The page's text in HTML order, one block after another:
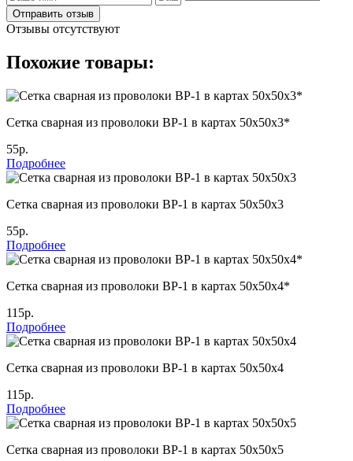
Отправить отзыв
Отзывы отсутствуют
Похожие товары:
Сетка сварная из проволоки ВР-1 в картах 50х50х3*
55р.
Подробнее
Сетка сварная из проволоки ВР-1 в картах 50х50х3
55р.
Подробнее
Сетка сварная из проволоки ВР-1 в картах 50х50х4*
115р.
Подробнее
Сетка сварная из проволоки ВР-1 в картах 50х50х4
115р.
Подробнее
Сетка сварная из проволоки ВР-1 в картах 50х50х5